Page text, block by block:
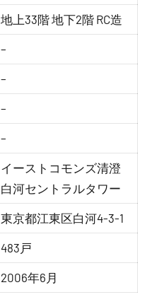
地上33階 地下2階 RC造
–
–
–
–
イーストコモンズ清澄
白河セントラルタワー
東京都江東区白河4-3-1
483戸
2006年6月